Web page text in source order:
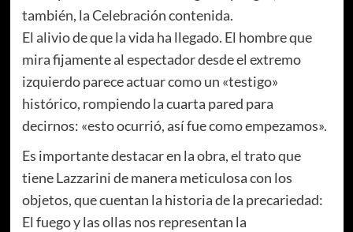
también, la Celebración contenida.
El alivio de que la vida ha llegado. El hombre que
mira fijamente al espectador desde el extremo
izquierdo parece actuar como un «testigo»
histórico, rompiendo la cuarta pared para
decirnos: «esto ocurrió, así fue como empezamos».
Es importante destacar en la obra, el trato que
tiene Lazzarini de manera meticulosa con los
objetos, que cuentan la historia de la precariedad:
El fuego y las ollas nos representan la